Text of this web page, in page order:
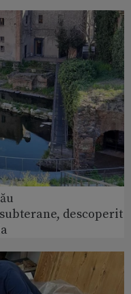
descoperit